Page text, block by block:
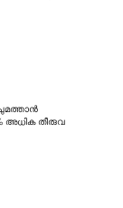
അധിക തീരുവ